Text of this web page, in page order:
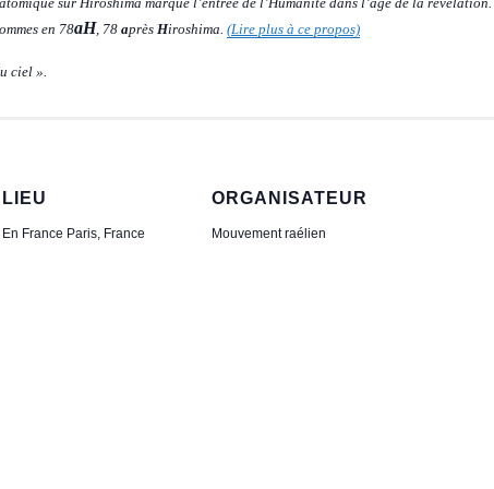
en 78aH, 78 après Hiroshima. (Lire plus à ce propos)
ciel ».
LIEU
En France Paris France
ORGANISATEUR
Mouvement raélien